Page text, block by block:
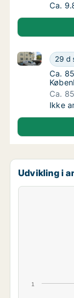
Ca.
Ca.
Ca.29 d
Ca. 85 m2
Ca.
Ca.
Ca.
Ca.
Ikke
Udvikling i
1